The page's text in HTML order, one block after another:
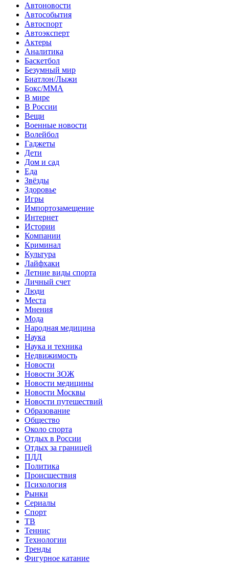
Автоновости
Автособытия
Автоспорт
Автоэксперт
Актеры
Аналитика
Баскетбол
Безумный мир
Биатлон/Лыжи
Бокс/MMA
В мире
В России
Вещи
Военные новости
Волейбол
Гаджеты
Дети
Дом и сад
Еда
Звёзды
Здоровье
Игры
Импортозамещение
Интернет
Истории
Компании
Криминал
Культура
Лайфхаки
Летние виды спорта
Личный счет
Люди
Места
Мнения
Мода
Народная медицина
Наука
Наука и техника
Недвижимость
Новости
Новости ЗОЖ
Новости медицины
Новости Москвы
Новости путешествий
Образование
Общество
Около спорта
Отдых в России
Отдых за границей
ПДД
Политика
Происшествия
Психология
Рынки
Сериалы
Спорт
ТВ
Теннис
Технологии
Тренды
Фигурное катание